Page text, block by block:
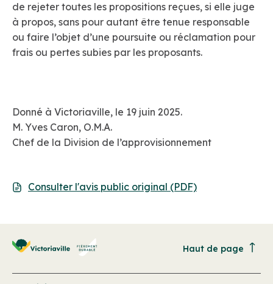
de rejeter toutes les propositions reçues, si elle juge
à propos, sans pour autant être tenue responsable
ou faire l’objet d’une poursuite ou réclamation pour
frais ou pertes subies par les proposants.
Donné à Victoriaville, le 19 juin 2025.
M. Yves Caron, O.M.A.
Chef de la Division de l’approvisionnement
Consulter l'avis public original (PDF)
Haut de page